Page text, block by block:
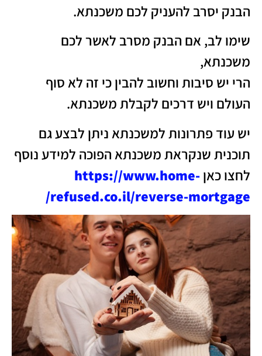
הבנק יסרב להעניק לכם משכנתא.
שימו לב, אם הבנק מסרב לאשר לכם
משכנתא,
הרי יש סיבות וחשוב להבין כי זה לא סוף
העולם ויש דרכים לקבלת משכנתא.
יש עוד פתרונות למשכנתא ניתן לבצע גם
תוכנית שנקראת משכנתא הפוכה למידע נוסף
לחצו כאןhttps://www.home-
refused.co.il/reverse-mortgage/